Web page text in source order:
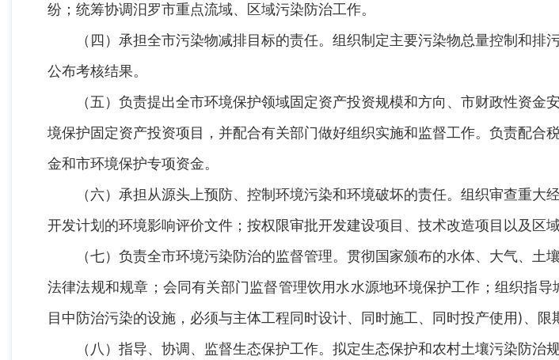
纷；统筹协调汨罗市重点流域、区域污染防治工作。
（四）承担全市污染物减排目标的责任。组织制定主要污染物总量控制和排
公布考核结果。
（五）负责提出全市环境保护领域固定资产投资规模和方向、市财政性资金
境保护固定资产投资项目，并配合有关部门做好组织实施和监督工作。负责配
金和市环境保护专项资金。
（六）承担从源头上预防、控制环境污染和环境破坏的责任。组织审查重大
开发计划的环境影响评价文件；按权限审批开发建设项目、技术改造项目以及区
（七）负责全市环境污染防治的监督管理。贯彻国家颁布的水体、大气、土
法律法规和规章；会同有关部门监督管理饮用水水源地环境保护工作；组织指
目中防治污染的设施，必须与主体工程同时设计、同时施工、同时投产使用)、限
（八）指导、协调、监督生态保护工作。拟定生态保护和农村土壤污染防治